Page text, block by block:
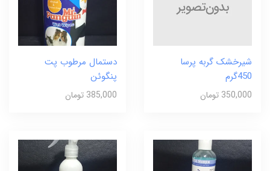
شیرخشک گربه پرسا
450گرم
350,000 تومان
دستمال مرطوب پت
پنگوئن
385,000 تومان